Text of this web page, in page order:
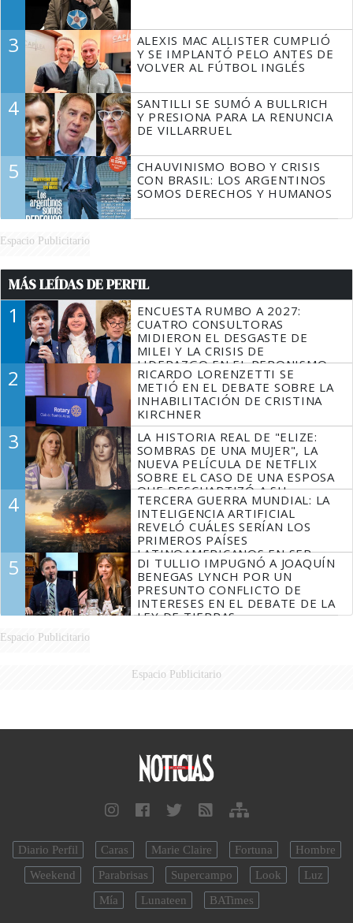
3
ALEXIS MAC ALLISTER CUMPLIÓ
Y SE IMPLANTÓ PELO ANTES DE
VOLVER AL FÚTBOL INGLÉS
4
SANTILLI SE SUMÓ A BULLRICH
Y PRESIONA PARA LA RENUNCIA
DE VILLARRUEL
5
CHAUVINISMO BOBO Y CRISIS
CON BRASIL: LOS ARGENTINOS
SOMOS DERECHOS Y HUMANOS
Espacio Publicitario
MÁS LEÍDAS DE PERFIL
1
ENCUESTA RUMBO A 2027:
CUATRO CONSULTORAS
MIDIERON EL DESGASTE DE
MILEI Y LA CRISIS DE
LIDERAZGO EN EL PERONISMO
2
RICARDO LORENZETTI SE
METIÓ EN EL DEBATE SOBRE LA
INHABILITACIÓN DE CRISTINA
KIRCHNER
3
LA HISTORIA REAL DE "ELIZE:
SOMBRAS DE UNA MUJER", LA
NUEVA PELÍCULA DE NETFLIX
SOBRE EL CASO DE UNA ESPOSA
QUE DESCUARTIZÓ A SU
MARIDO
4
TERCERA GUERRA MUNDIAL: LA
INTELIGENCIA ARTIFICIAL
REVELÓ CUÁLES SERÍAN LOS
PRIMEROS PAÍSES
LATINOAMERICANOS EN SER
DERROTADOS
5
DI TULLIO IMPUGNÓ A JOAQUÍN
BENEGAS LYNCH POR UN
PRESUNTO CONFLICTO DE
INTERESES EN EL DEBATE DE LA
LEY DE TIERRAS
Espacio Publicitario
Espacio Publicitario
Diario Perfil Caras Marie Claire Fortuna
Hombre
Weekend
Parabrisas Supercampo Look
Luz
Mía
Lunateen BATimes